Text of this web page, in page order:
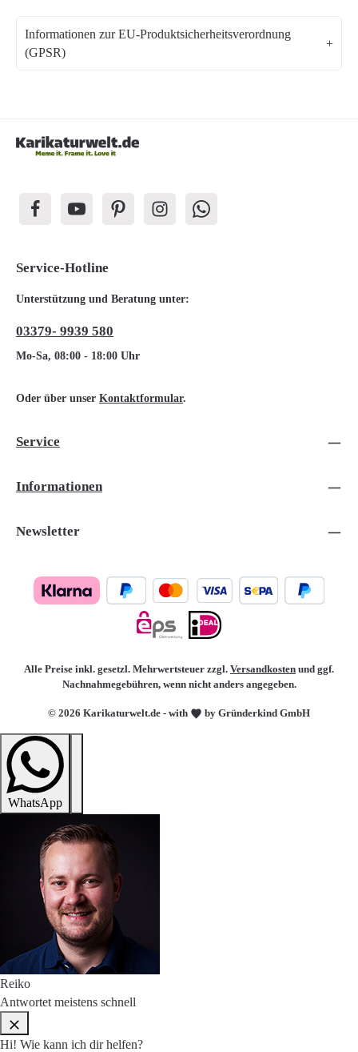
Informationen zur EU-Produktsicherheitsverordnung
(GPSR)
Service-Hotline
Unterstützung und Beratung unter:
03379- 9939 580
Mo-Sa, 08:00 - 18:00 Uhr
Oder über unser Kontaktformular.
Service
Informationen
Newsletter
© 2026 Karikaturwelt.de - with by Gründerkind GmbH
Alle Preise inkl. gesetzl. Mehrwertsteuer zzgl. Versandkosten und ggf.
Nachnahmegebühren, wenn nicht anders angegeben.
WhatsApp
Reiko
Antwortet meistens schnell
Hi! Wie kann ich dir helfen?